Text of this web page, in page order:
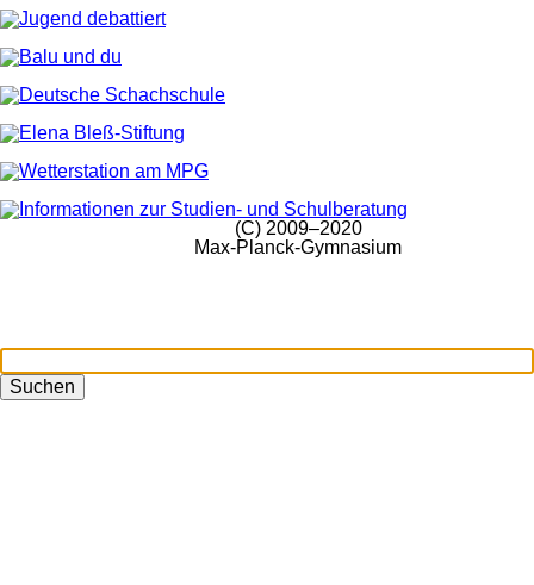
(C) 2009–2020
Max-Planck-Gymnasium
Suchen